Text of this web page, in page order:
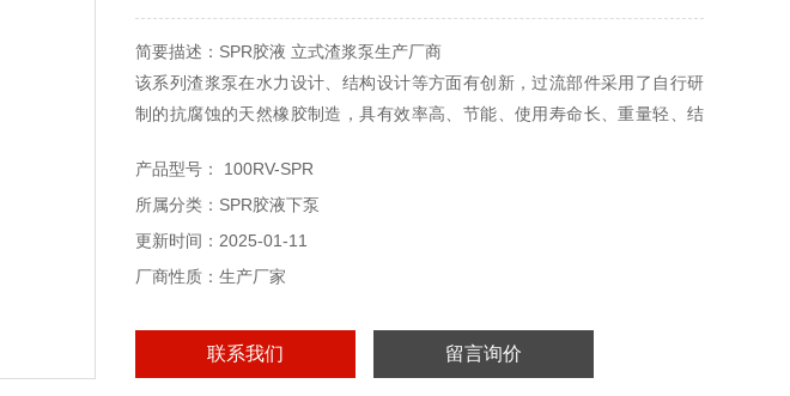
简要描述：SPR胶液 立式渣浆泵生产厂商
该系列渣浆泵在水力设计、结构设计等方面有创新，过流部件采用了自行研
制的抗腐蚀的天然橡胶制造，具有效率高、节能、使用寿命长、重量轻、结
产品型号： 100RV-SPR
所属分类：SPR胶液下泵
更新时间：2025-01-11
厂商性质：生产厂家
联系我们 留言询价